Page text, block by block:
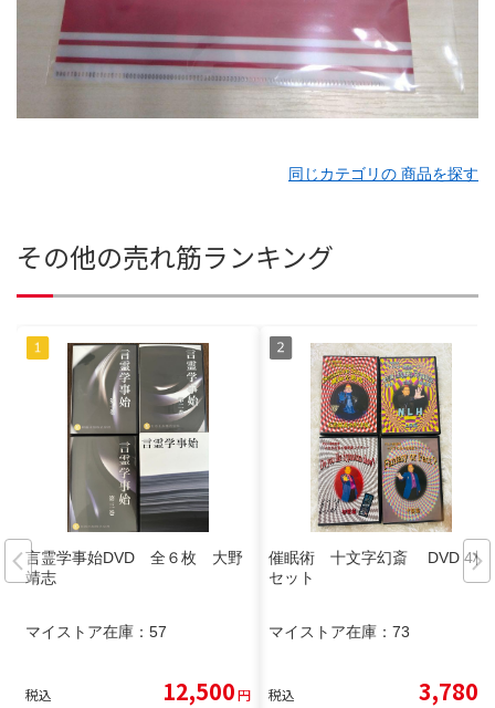
同じカテゴリの 商品を探す
その他の売れ筋ランキング
言霊学事始DVD 全６枚 大野
靖志
マイストア在庫： 57
税込 12,500円
催眠術 十文字幻斎 DVD 4枚
セット
マイストア在庫： 73
税込 3,780